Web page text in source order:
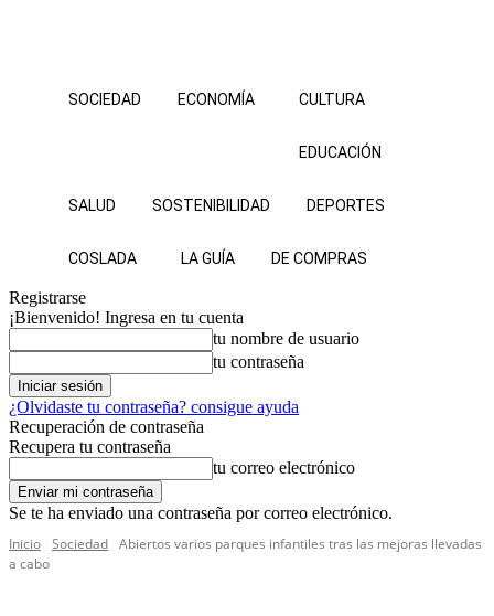
SOCIEDAD ECONOMÍA CULTURA
EDUCACIÓN
SALUD SOSTENIBILIDAD DEPORTES
COSLADA LA GUÍA DE COMPRAS
Registrarse
¡Bienvenido! Ingresa en tu cuenta
tu nombre de usuario
tu contraseña
¿Olvidaste tu contraseña? consigue ayuda
Recuperación de contraseña
Recupera tu contraseña
tu correo electrónico
Se te ha enviado una contraseña por correo electrónico.
Inicio Sociedad Abiertos varios parques infantiles tras las mejoras llevadas
a cabo